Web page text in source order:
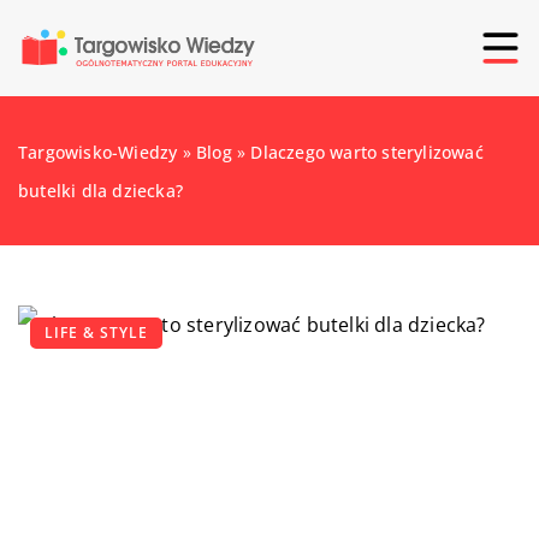
Targowisko-Wiedzy » Blog» Dlaczego warto sterylizować
butelki dla dziecka?
LIFE & STYLE